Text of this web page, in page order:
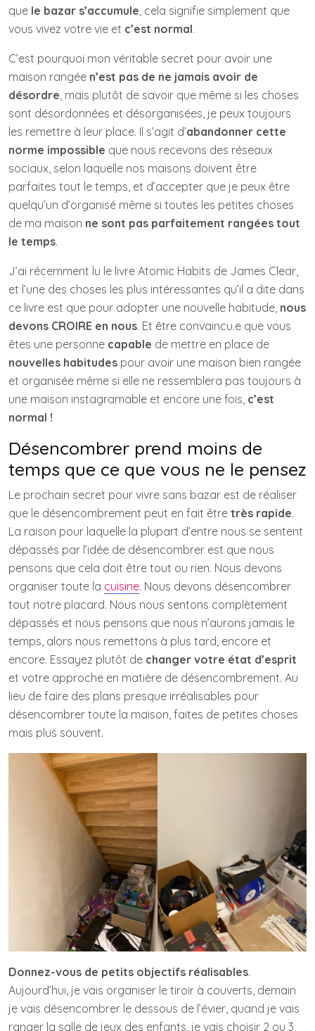
que le bazar s’accumule , cela signifie simplement que
vous vivez votre vie et c’est normal.
C’est pourquoi mon véritable secret pour avoir une
maison rangée n’est pas de ne jamais avoir de
désordre , mais plutôt de savoir que même si les choses
sont désordonnées et désorganisées, je peux toujours
les remettre à leur place. Il s’agit d’abandonner cette
norme impossible que nous recevons des réseaux
sociaux, selon laquelle nos maisons doivent être
parfaites tout le temps, et d’accepter que je peux être
quelqu’un d’organisé même si toutes les petites choses
de ma maison ne sont pas parfaitement rangées tout
le temps.
J’ai récemment lu le livre Atomic Habits de James Clear,
et l’une des choses les plus intéressantes qu’il a dite dans
ce livre est que pour adopter une nouvelle habitude, nous
devons CROIRE en nous. Et être convaincu.e que vous
êtes une personne capable de mettre en place de
nouvelles habitudes pour avoir une maison bien rangée
et organisée même si elle ne ressemblera pas toujours à
une maison instagramable et encore une fois, c’est
normal !
Désencombrer prend moins de
temps que ce que vous ne le pensez
Le prochain secret pour vivre sans bazar est de réaliser
que le désencombrement peut en fait être très rapide.
La raison pour laquelle la plupart d’entre nous se sentent
dépassés par l’idée de désencombrer est que nous
pensons que cela doit être tout ou rien. Nous devons
organiser toute la cuisine. Nous devons désencombrer
tout notre placard. Nous nous sentons complètement
dépassés et nous pensons que nous n’aurons jamais le
temps, alors nous remettons à plus tard, encore et
encore. Essayez plutôt de changer votre état d’esprit
et votre approche en matière de désencombrement. Au
lieu de faire des plans presque irréalisables pour
désencombrer toute la maison, faites de petites choses
mais plus souvent.
Donnez-vous de petits objectifs réalisables.
Aujourd’hui, je vais organiser le tiroir à couverts, demain
je vais désencombrer le dessous de l’évier, quand je vais
ranger la salle de jeux des enfants, je vais choisir 2 ou 3